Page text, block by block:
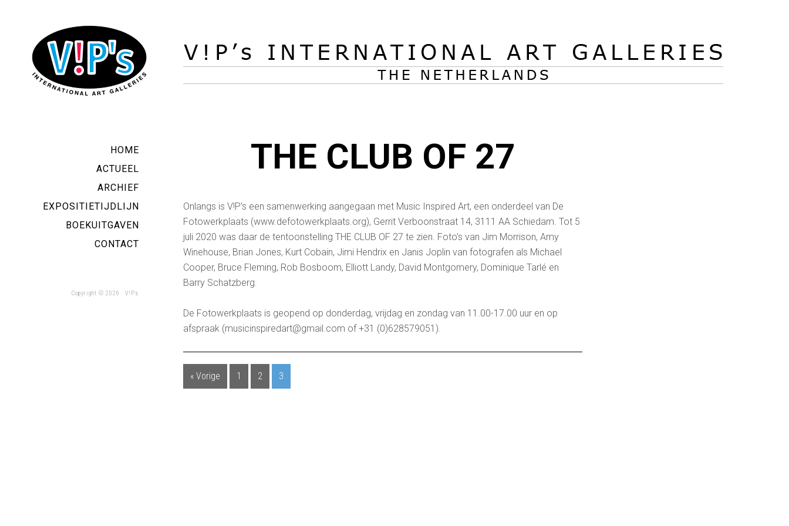
HOME
ACTUEEL
ARCHIEF
EXPOSITIETIJDLIJN
BOEKUITGAVEN
CONTACT
Copyright © 2026 · V!Ps
THE CLUB OF 27
Onlangs is V!P’s een samenwerking aangegaan met Music Inspired Art, een onderdeel van De
Fotowerkplaats (www.defotowerkplaats.org), Gerrit Verboonstraat 14, 3111 AA Schiedam. Tot 5
juli 2020 was daar de tentoonstelling THE CLUB OF 27 te zien. Foto’s van Jim Morrison, Amy
Winehouse, Brian Jones, Kurt Cobain, Jimi Hendrix en Janis Joplin van fotografen als Michael
Cooper, Bruce Fleming, Rob Bosboom, Elliott Landy, David Montgomery, Dominique Tarlé en
Barry Schatzberg.
De Fotowerkplaats is geopend op donderdag, vrijdag en zondag van 11.00-17.00 uur en op
afspraak (musicinspiredart@gmail.com of +31 (0)628579051).
« Vorige 1 2 3